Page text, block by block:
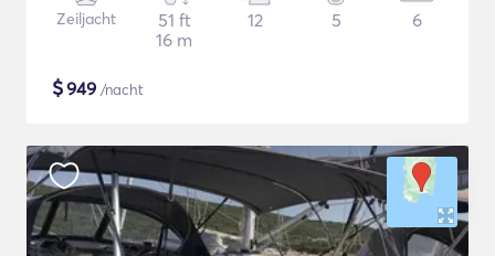
Zeiljacht
51 ft
16 m
12 5 6
$949 /nacht